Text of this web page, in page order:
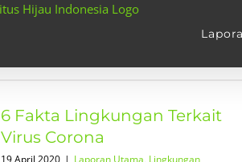
6 Fakta Lingkungan Terkait
Virus Corona
19 April 2020 | Laporan Utama, Lingkungan